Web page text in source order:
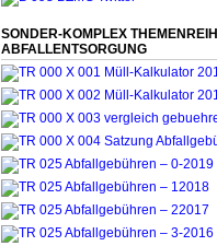
SONDER-KOMPLEX
ABFALLENTSORGUNG